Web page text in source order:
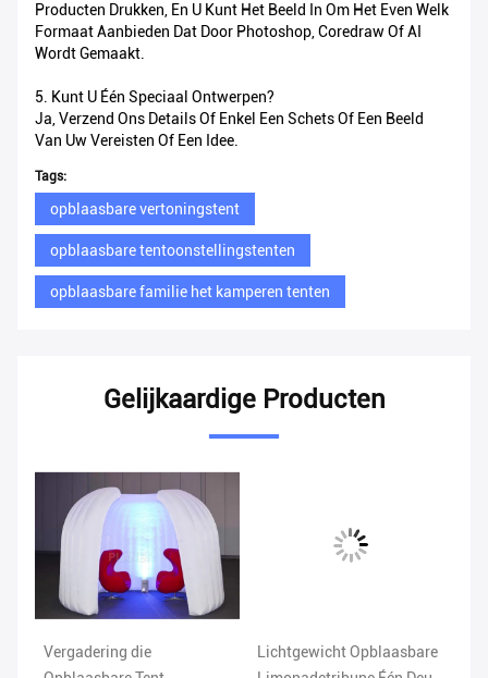
Producten Drukken, En U Kunt Het Beeld In Om Het Even Welk
Formaat Aanbieden Dat Door Photoshop, Coredraw Of AI
Wordt Gemaakt.
5. Kunt U Één Speciaal Ontwerpen?
Ja, Verzend Ons Details Of Enkel Een Schets Of Een Beeld
Van Uw Vereisten Of Een Idee.
Tags:
opblaasbare vertoningstent
opblaasbare tentoonstellingstenten
opblaasbare familie het kamperen tenten
Gelijkaardige Producten
Vergadering die
Lichtgewicht Opblaasbare